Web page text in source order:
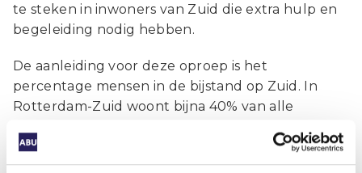
te steken in inwoners van Zuid die extra hulp en
begeleiding nodig hebben.
De aanleiding voor deze oproep is het
percentage mensen in de bijstand op Zuid. In
Rotterdam-Zuid woont bijna 40% van alle
terwijl het gebied eenderde van de stad vormt.
Hoewel het bijstandscijfer op Zuid vorig jaar het